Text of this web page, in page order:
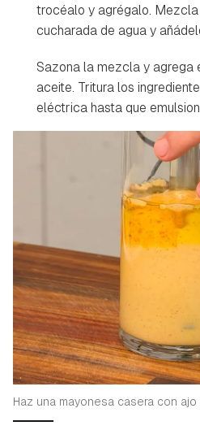
Guardar como
Para poder guardar como
iniciar sesión con tu cuenta
INICIAR SESIÓN
trocéalo y agrégalo. Mezcla
cucharada de agua y
Sazona la mezcla y agrega
aceite. Tritura los
eléctrica hasta que
Haz una mayonesa casera con ajo
Gracias por suscribirte